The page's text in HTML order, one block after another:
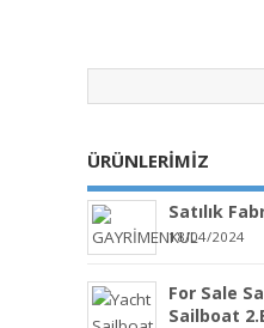
ÜRÜNLERİMİZ
Satılık
18/04/2024
For Sale
Sailboat